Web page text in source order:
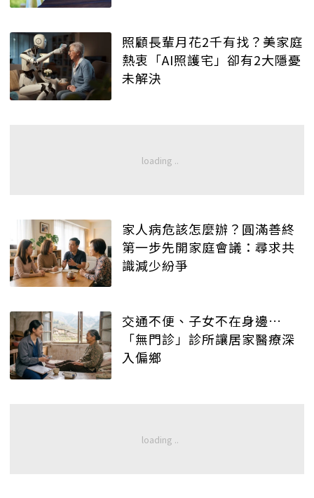
照顧長輩月花2千有找？美家庭
熱衷「AI照護宅」卻有2大隱憂
未解決
家人病危該怎麼辦？圓滿善終
第一步先開家庭會議：尋求共
識減少紛爭
交通不便、子女不在身邊…
「無門診」診所讓居家醫療深
入偏鄉